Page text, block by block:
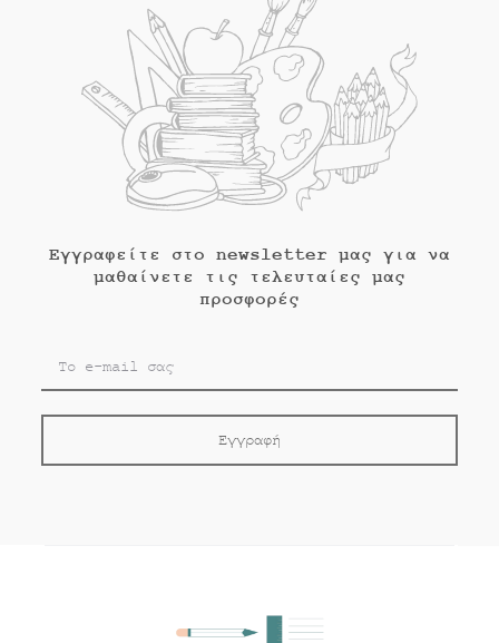
Εγγραφείτε στο newsletter μας για να
μαθαίνετε τις τελευταίες μας
προσφορές